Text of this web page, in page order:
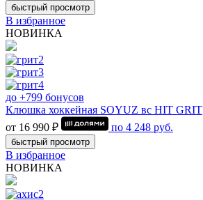
быстрый просмотр
В избранное
НОВИНКА
до +799 бонусов
Клюшка хоккейная SOYUZ вс HIT GRIT
от 16 990 ₽
по 4 248 руб.
быстрый просмотр
В избранное
НОВИНКА